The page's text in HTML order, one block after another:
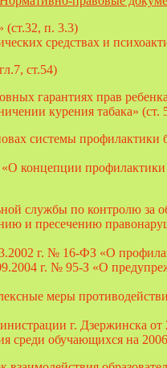
п. 3.3)
средствах и
ст.54)
гарантиях прав
курения табака» (ст.
системы профилактики
концепции профилактики
службы по контролю за
и пресечению
г. № 16-ФЗ «О
г. № 95-З «О
меры
г. Дзержинска
среди обучающихся на